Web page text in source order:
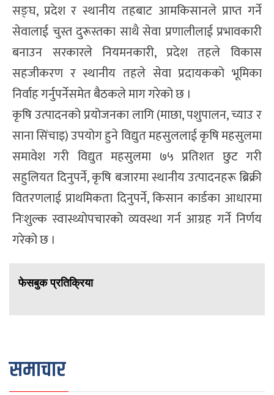
सङ्घ, प्रदेश र स्थानीय तहबाट आमकिसानले प्राप्त गर्ने
सेवालाई चुस्त दुरूस्तका साथै सेवा प्रणालीलाई प्रभावकारी
बनाउन सरकारले नियमनकारी, प्रदेश तहले विकास
सहजीकरण र स्थानीय तहले सेवा प्रदायकको भूमिका
निर्वाह गर्नुपर्नेसमेत बैठकले माग गरेको छ ।
कृषि उत्पादनको प्रयोजनका लागि (माछा, पशुपालन, च्याउ र
साना सिंचाइ) उपयोग हुने विद्युत महसुललाई कृषि महसुलमा
समावेश गरी विद्युत महसुलमा ७५ प्रतिशत छुट गरी
सहुलियत दिनुपर्ने, कृषि बजारमा स्थानीय उत्पादनहरू ब्रिक्री
वितरणलाई प्राथमिकता दिनुपर्ने, किसान कार्डका आधारमा
निःशुल्क स्वास्थ्योपचारको व्यवस्था गर्न आग्रह गर्ने निर्णय
गरेको छ ।
फेसबुक प्रतिक्रिया
समाचार